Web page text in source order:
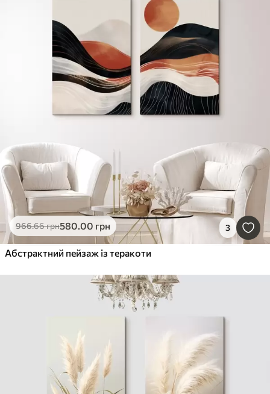
966.66грн580.00 грн 3
Абстрактний пейзаж із теракоти